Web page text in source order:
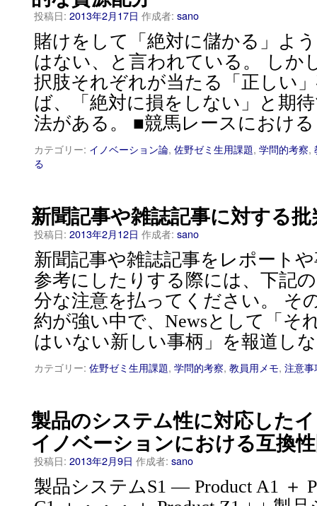
投稿日: 2013年2月17日 作成者: sano
賭けをして「絶対に儲かる」よ
はない、と言われている。 しか
択肢それぞれが当たる「正しい
ば、「絶対に損をしない」と期
法がある。 ■競馬レースにおけ
カテゴリー: イノベーション論, 佐野ゼミ生用課題, 学問的考察,
る
新聞記事や雑誌記事に対する
投稿日: 2013年2月12日 作成者: sano
新聞記事や雑誌記事をレポート
参考にしたりする際には、下記
分な注意を払ってください。 そ
約が強い中で、Newsとして「そ
はいない新しい事柄」を報道し
カテゴリー: 佐野ゼミ生用課題, 学問的考察, 教員用メモ, 注意事
製品のシステム性に対応した
イノベーションにおける互換
投稿日: 2013年2月9日 作成者: sano
製品システムS1 — Product A1 ＋